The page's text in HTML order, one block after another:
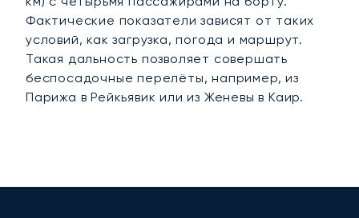
Фактические показатели зависят от таких
условий, как загрузка, погода и маршрут.
Такая дальность позволяет совершать
беспосадочные перелёты, например, из
Парижа в Рейкьявик или из Женевы в Каир.